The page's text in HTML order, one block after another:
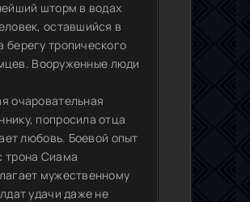
шторм в водах
оставшийся в
тропического
Вооруженные люди
очаровательная
попросила отца
любовь. Боевой опыт
трона Сиама
мужественному
удачи даже не